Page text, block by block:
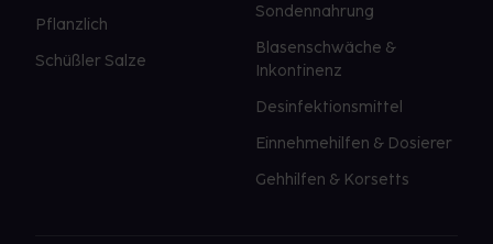
Pflanzlich
Schüßler Salze
Sondennahrung
Blasenschwäche &
Inkontinenz
Desinfektionsmittel
Einnehmehilfen & Dosierer
Gehhilfen & Korsetts